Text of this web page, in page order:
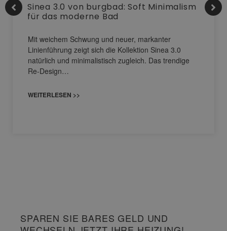
Sinea 3.0 von burgbad: Soft Minimalism
für das moderne Bad
Mit weichem Schwung und neuer, markanter
Linienführung zeigt sich die Kollektion Sinea 3.0
natürlich und minimalistisch zugleich. Das trendige
Re-Design…
WEITERLESEN >>
SPAREN SIE BARES GELD UND